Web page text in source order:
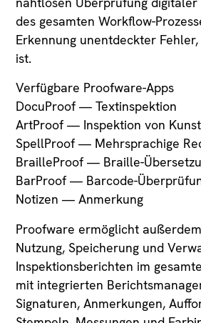
des gesamten Workflow-
Erkennung unentdeckter
ist.
Verfügbare Proofware-Apps
DocuProof — Textinspektion
ArtProof — Inspektion von
SpellProof — Mehrsprachige
BrailleProof — Braille-
BarProof — Barcode-
Notizen — Anmerkung
Proofware ermöglicht
Nutzung, Speicherung und
Inspektionsberichten im
mit integrierten
Signaturen, Anmerkungen,